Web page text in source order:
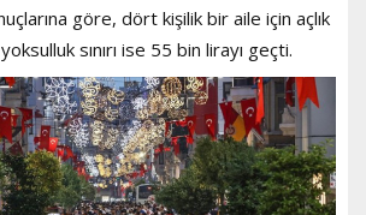
göre, dört kişilik bir aile için açlık
yoksulluk sınırı ise 55 bin lirayı geçti.